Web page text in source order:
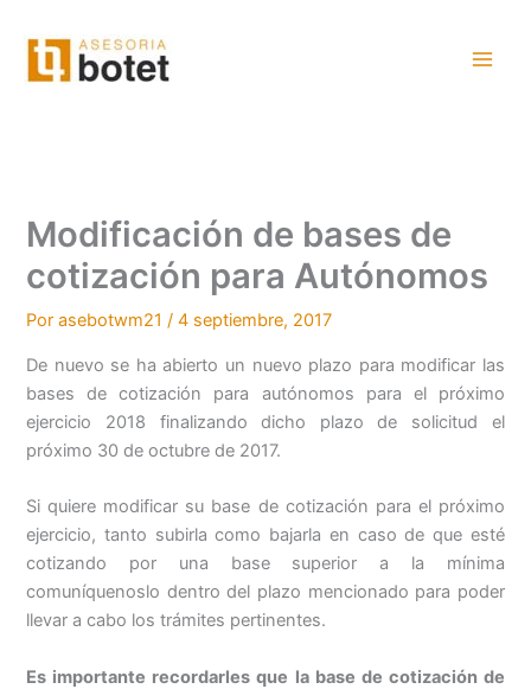
contenido
Modificación de bases de
cotización para Autónomos
Porasebotwm21/4 septiembre, 2017
De nuevo se ha abierto un nuevo plazo para modificar las
bases de cotización para autónomos para el próximo
ejercicio 2018 finalizando dicho plazo de solicitud el
próximo 30 de octubre de 2017.
Si quiere modificar su base de cotización para el próximo
ejercicio, tanto subirla como bajarla en caso de que esté
cotizando por una base superior a la mínima
comuníquenoslo dentro del plazo mencionado para poder
llevar a cabo los trámites pertinentes.
Es importante recordarles que la base de cotización de